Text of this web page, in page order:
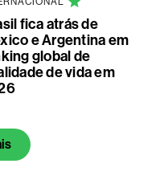
fica atrás de
e Argentina em
global de
de vida em